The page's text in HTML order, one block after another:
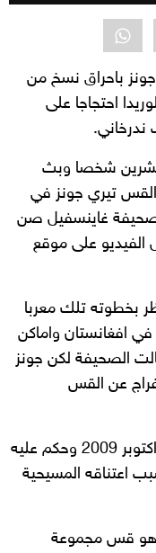
جونز باحراق نسخ من
احتجاجا على
شخصا وبث
تيري جونز في
صحيفة غاينسفيل صن
على موقع
بخطوته تلك معربا
في افغانستان واماكن
الصحيفة لكن جونز
عن القس
وكان ندرخاني اعتقل في تشرين الاول/اكتوبر 2009 وحكم عليه
اعتناقه المسيحية
من العمر حاليا 34 عاما هو قس مجموعة